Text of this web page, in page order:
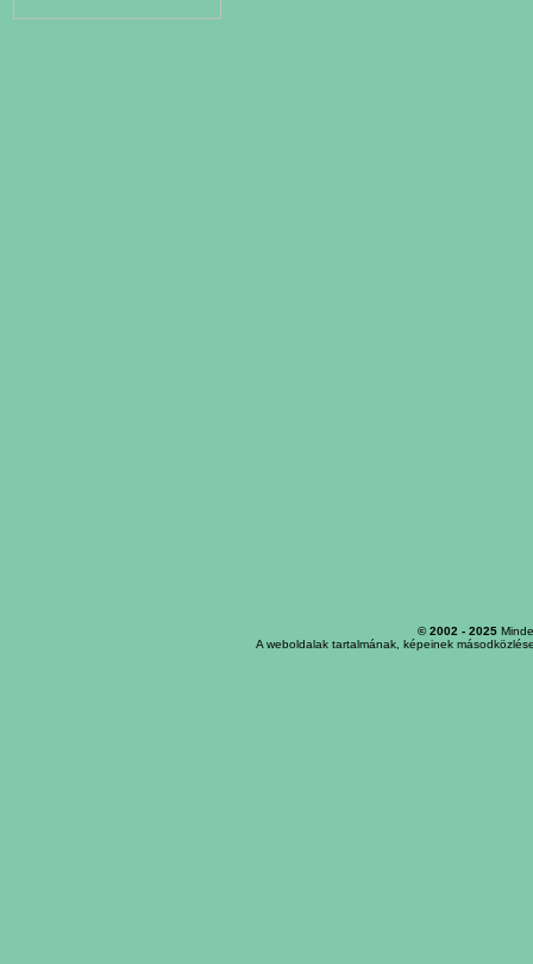
© 2002 - 2025
A weboldalak tartalmának, képeinek